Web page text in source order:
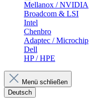
Mellanox / NVIDIA
Broadcom & LSI
Intel
Chenbro
Adaptec / Microchip
Dell
HP / HPE
Menü schließen
Deutsch